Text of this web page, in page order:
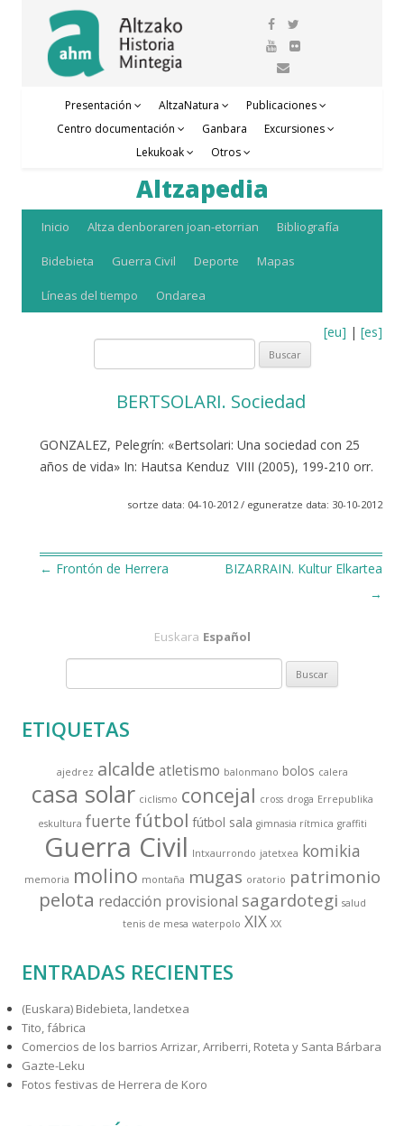
Presentación AltzaNatura
Publicaciones
Centro documentación
Ganbara
Excursiones
Lekukoak
Otros
Altzapedia
Saltar
contenido
Inicio Altza denboraren joan-etorrian Bibliografía
Bidebieta Guerra Civil Deporte Mapas
Líneas del tiempo Ondarea
[eu] | [es]
Buscar:
BERTSOLARI. Sociedad
GONZALEZ, Pelegrín: «Bertsolari: Una sociedad con 25
años de vida» In: Hautsa Kenduz VIII (2005), 199-210 orr.
sortze data: 04-10-2012 / eguneratze data: 30-10-2012
entradas
← Frontón de Herrera
BIZARRAIN. Kultur Elkartea
→
Euskara Español
cETIQUETAS
ajedrez alcalde atletismo balonmano bolos calera
casa solar ciclismo concejal cross droga Errepublika
eskultura fuerte fútbol fútbol sala gimnasia rítmica graffiti
Guerra Civil Intxaurrondo jatetxea komikia
memoria molino montaña mugas oratorio patrimonio
pelota redacción provisional sagardotegi salud
tenis de mesa waterpolo XIX XX
ENTRADAS RECIENTES
(Euskara) Bidebieta, landetxea
Tito, fábrica
Comercios de los barrios Arrizar, Arriberri, Roteta y Santa Bárbara
Gazte-Leku
Fotos festivas de Herrera de Koro